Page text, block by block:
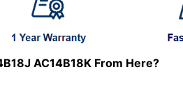
AC14B18K From Here?